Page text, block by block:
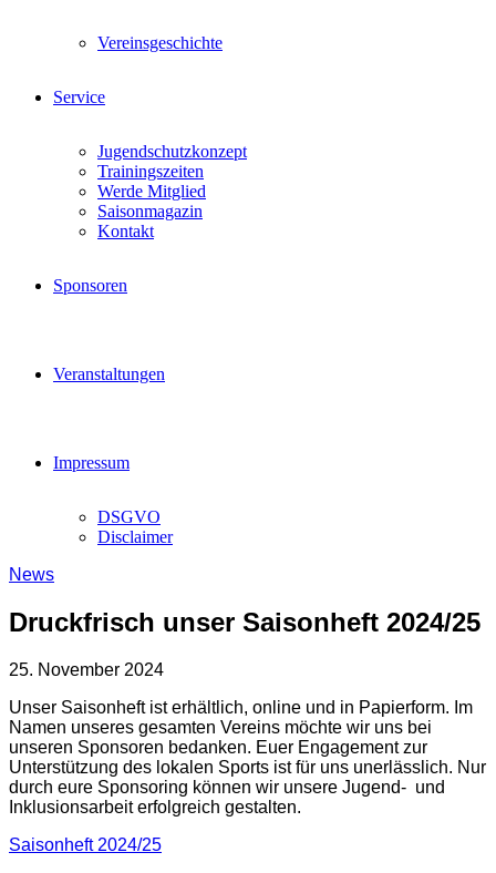
Vereinsgeschichte
Service
Jugendschutzkonzept
Trainingszeiten
Werde Mitglied
Saisonmagazin
Kontakt
Sponsoren
Veranstaltungen
Impressum
DSGVO
Disclaimer
News
Druckfrisch unser Saisonheft 2024/25
25. November 2024
Unser Saisonheft ist erhältlich, online und in Papierform. Im
Namen unseres gesamten Vereins möchte wir uns bei
unseren Sponsoren bedanken. Euer Engagement zur
Unterstützung des lokalen Sports ist für uns unerlässlich. Nur
durch eure Sponsoring können wir unsere Jugend- und
Inklusionsarbeit erfolgreich gestalten.
Saisonheft 2024/25